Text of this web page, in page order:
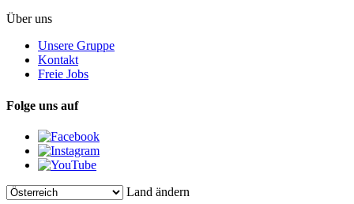
Über uns
Unsere Gruppe
Kontakt
Freie Jobs
Folge uns auf
Land ändern